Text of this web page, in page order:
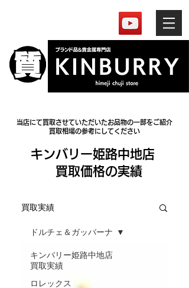
​キンバリー姫路中地店
買取価格の実績
当店にて買取させていただいたお品物の一部をご紹介
買取相場の参考にしてください
買取実績
キンバリー姫路中地店
買取実績
ロレックス
ドルチェ＆ガッバーナ